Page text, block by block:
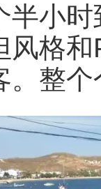
半小
风格
。整